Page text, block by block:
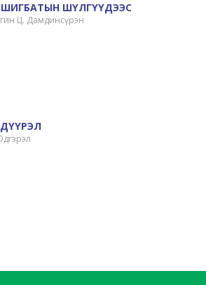
ШҮЛГҮҮДЭЭС
Ц. Дамдинсүрэн